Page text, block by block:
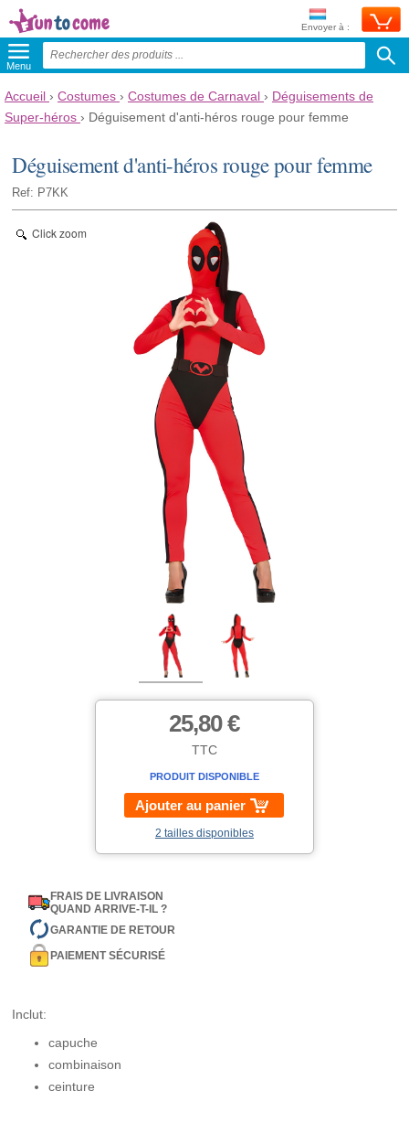
Envoyer à :
Menu
Accueil › Costumes › Costumes de Carnaval › Déguisements de
Super-héros › Déguisement d'anti-héros rouge pour femme
Déguisement d'anti-héros rouge pour femme
Ref: P7KK
Click zoom
25,80 €
TTC
PRODUIT DISPONIBLE
Ajouter au panier
2 tailles disponibles
FRAIS DE LIVRAISON
QUAND ARRIVE-T-IL ?
GARANTIE DE RETOUR
PAIEMENT SÉCURISÉ
Inclut:
capuche
combinaison
ceinture